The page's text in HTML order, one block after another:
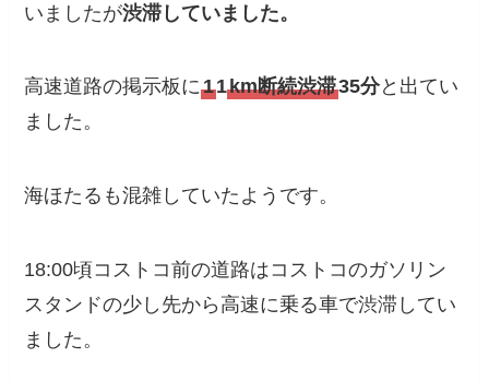
いましたが渋滞していました。
高速道路の掲示板に11km断続渋滞35分と出てい
ました。
海ほたるも混雑していたようです。
18:00頃コストコ前の道路はコストコのガソリン
スタンドの少し先から高速に乗る車で渋滞してい
ました。